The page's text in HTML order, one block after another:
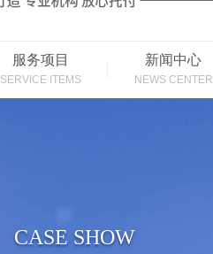
服务项目
SERVICE ITEMS
新闻中心
NEWS CENTER
CASE SHOW